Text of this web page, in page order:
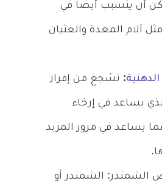
أن يتسبب أيضاً في
آلام المعدة والغثيان
: تشجع من إفراز
يساعد في إرخاء
مما يساعد في مرور المزيد
الشمندر أو